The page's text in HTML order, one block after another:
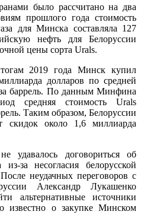
было рассчитано на два
прошлого года стоимость
для Минска составляла 127
нефть для Белоруссии
цены сорта Urals.
2019 года Минск купил
долларов по средней
баррель. По данным Минфина
средняя стоимость Urals
Таким образом, Белоруссии
скидок около 1,6 миллиарда
договориться об
за несогласия белорусской
неудачных переговоров с
Александр Лукашенко
альтернативные источники
известно о закупке Минском